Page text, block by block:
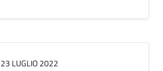
23 LUGLIO 2022